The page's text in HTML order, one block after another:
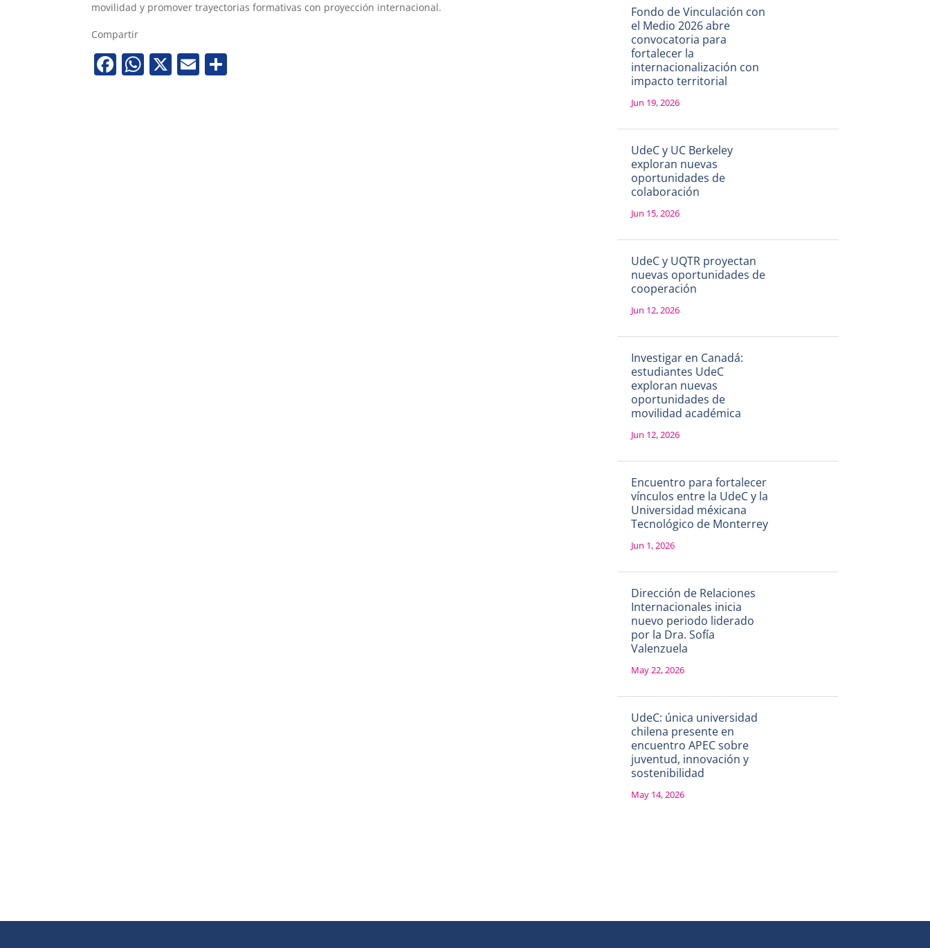
movilidad y promover trayectorias formativas con proyección internacional.
Compartir
Facebook
WhatsApp
X Email
Fondo de Vinculación con
el Medio 2026 abre
convocatoria para
fortalecer la
internacionalización con
impacto territorial
Jun 19, 2026
UdeC y UC Berkeley
exploran nuevas
oportunidades de
colaboración
Jun 15, 2026
UdeC y UQTR proyectan
nuevas oportunidades de
cooperación
Jun 12, 2026
Investigar en Canadá:
estudiantes UdeC
exploran nuevas
oportunidades de
movilidad académica
Jun 12, 2026
Encuentro para fortalecer
vínculos entre la UdeC y la
Universidad méxicana
Tecnológico de Monterrey
Jun 1, 2026
Dirección de Relaciones
Internacionales inicia
nuevo periodo liderado
por la Dra. Sofía
Valenzuela
May 22, 2026
UdeC: única universidad
chilena presente en
encuentro APEC sobre
juventud, innovación y
sostenibilidad
May 14, 2026